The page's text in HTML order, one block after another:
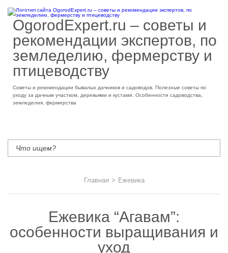
OgorodExpert.ru – cоветы и
рекомендации экспертов, по
земледелию, фермерству и
птицеводству
Советы и рекомендации бывалых дачников и садоводов. Полезные советы по
уходу за дачным участком, деревьями и кустами. Особенности садоводства,
земледелия, фермерства
Главная > Ежевика
Ежевика “Агавам”:
особенности выращивания и
уход